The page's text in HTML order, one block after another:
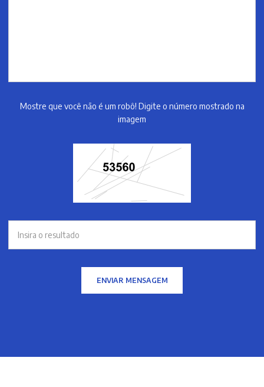
Mostre que você não é um robô! Digite o número mostrado na
imagem
ENVIAR MENSAGEM